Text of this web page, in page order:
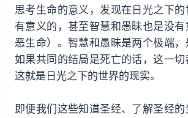
思考生命的意义，发现在日光之下
有意义的，甚至智慧和愚昧也是没
恶生命）。智慧和愚昧是两个极端
如果共同的结局是死亡的话，这一切
这就是日光之下的世界的现实。
即便我们这些知道圣经、了解圣经